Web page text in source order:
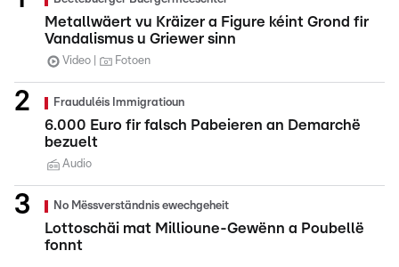
Metallwäert vu Kräizer a Figure kéint Grond fir
Vandalismus u Griewer sinn
Video Fotoen
Frauduléis Immigratioun
6.000 Euro fir falsch Pabeieren an Demarchë
bezuelt
Audio
No Mëssverständnis ewechgeheit
Lottoschäi mat Millioune-Gewënn a Poubellë
fonnt